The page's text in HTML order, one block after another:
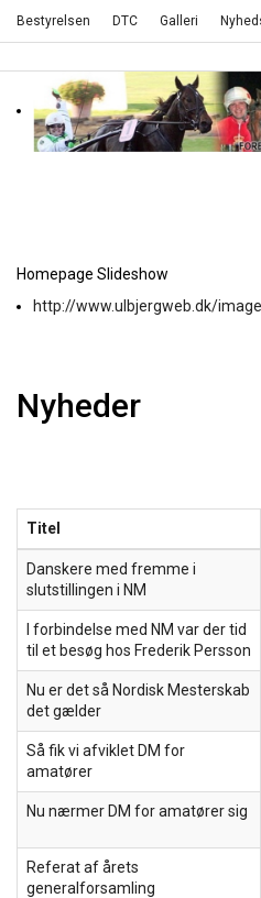
Bestyrelsen DTC Galleri
Homepage Slideshow
http://www.ulbjergweb.dk/
Nyheder
Titel
Danskere med fremme i
slutstillingen i NM
I forbindelse med NM var der tid
til et besøg hos Frederik Persson
Nu er det så Nordisk Mesterskab
det gælder
Så fik vi afviklet DM for
amatører
Nu nærmer DM for amatører sig
Referat af årets
generalforsamling